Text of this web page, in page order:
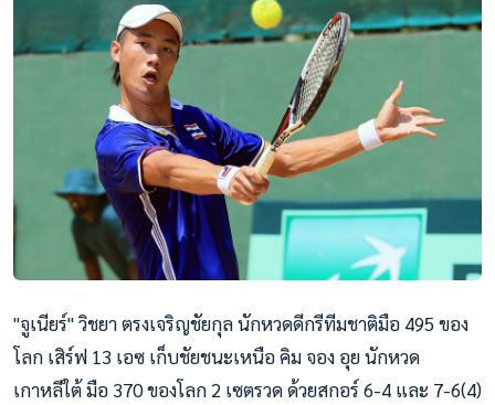
"จูเนียร์" วิชยา ตรงเจริญชัยกุล นักหวดดีกรีทีมชาติมือ 495 ของ
โลก เสิร์ฟ 13 เอซ เก็บชัยชนะเหนือ คิม จอง อุย นักหวด
เกาหลีใต้ มือ 370 ของโลก 2 เซตรวด ด้วยสกอร์ 6-4 และ 7-6(4)